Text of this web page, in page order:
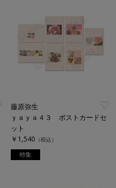
藤原弥生
ｙａｙａ４３ ポストカードセ
ット
￥1,540 （税込）
特集